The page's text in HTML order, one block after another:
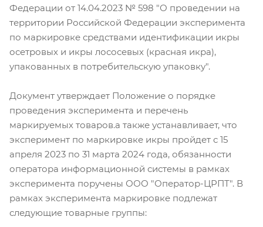
Федерации от 14.04.2023 № 598 "О проведении на
территории Российской Федерации эксперимента
по маркировке средствами идентификации икры
осетровых и икры лососевых (красная икра),
упакованных в потребительскую упаковку".
Документ утверждает Положение о порядке
проведения эксперимента и перечень
маркируемых товаров.а также устанавливает, что
эксперимент по маркировке икры пройдет с 15
апреля 2023 по 31 марта 2024 года, обязанности
оператора информационной системы в рамках
эксперимента поручены ООО "Оператор-ЦРПТ". В
рамках эксперимента маркировке подлежат
следующие товарные группы: